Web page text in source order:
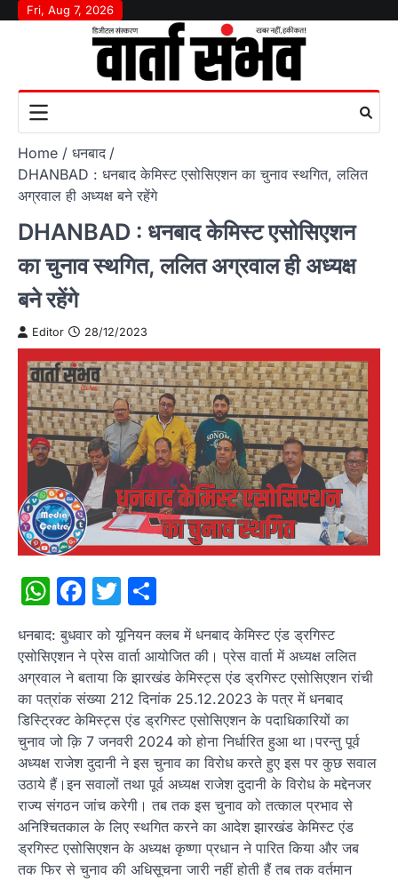
SkipFri, Aug 7, 2026
Home
धनबाद
DHANBAD : धनबाद केमिस्ट एसोसिएशन का चुनाव स्थगित, ललित
अग्रवाल ही अध्यक्ष बने रहेंगे
DHANBAD : धनबाद केमिस्ट एसोसिएशन
का चुनाव स्थगित, ललित अग्रवाल ही अध्यक्ष
बने रहेंगे
Editor 28/12/2023
WhatsApp
Facebook
Twitter
धनबाद: बुधवार को यूनियन क्लब में धनबाद केमिस्ट एंड ड्रगिस्ट
एसोसिएशन ने प्रेस वार्ता आयोजित की। प्रेस वार्ता में अध्यक्ष ललित
अग्रवाल ने बताया कि झारखंड केमिस्ट्स एंड ड्रगिस्ट एसोसिएशन रांची
का पत्रांक संख्या 212 दिनांक 25.12.2023 के पत्र में धनबाद
डिस्ट्रिक्ट केमिस्ट्स एंड ड्रगिस्ट एसोसिएशन के पदाधिकारियों का
चुनाव जो क़ि 7 जनवरी 2024 को होना निर्धारित हुआ था।परन्तु पूर्व
अध्यक्ष राजेश दुदानी ने इस चुनाव का विरोध करते हुए इस पर कुछ सवाल
उठाये हैं।इन सवालों तथा पूर्व अध्यक्ष राजेश दुदानी के विरोध के मद्देनजर
राज्य संगठन जांच करेगी। तब तक इस चुनाव को तत्काल प्रभाव से
अनिश्चितकाल के लिए स्थगित करने का आदेश झारखंड केमिस्ट एंड
ड्रगिस्ट एसोसिएशन के अध्यक्ष कृष्णा प्रधान ने पारित किया और जब
तक फिर से चुनाव की अधिसूचना जारी नहीं होती हैं तब तक वर्तमान